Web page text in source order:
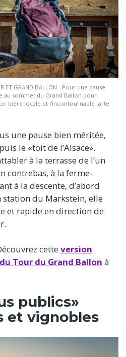
ET GRAND BALLON - Pour une pause
au sommet du Grand Ballon pour
bière locale et l'incontournable tarte
une pause bien méritée,
le «toit de l’Alsace».
à la terrasse de l’un
contrebas, à la ferme-
à la descente, d’abord
station du Markstein, elle
et rapide en direction de
cette version
Tour du Grand Ballon à
publics»
et vignobles